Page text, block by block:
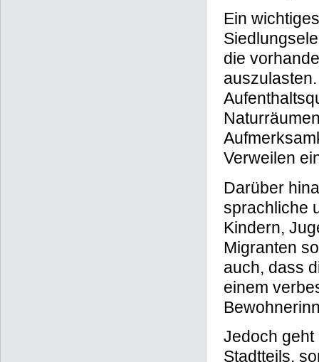
Ein
die
Verweilen
Darüber
sprachliche
Kindern,
Migranten
auch, dass
einem
Jedoch geht
Stadtteils,